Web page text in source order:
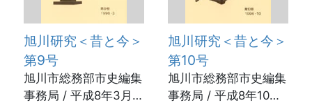
旭川研究＜昔と今＞
第9号
旭川市総務部市史編集
事務局 / 平成8年3月
旭川研究＜昔と今＞
第10号
旭川市総務部市史編集
事務局 / 平成8年10月